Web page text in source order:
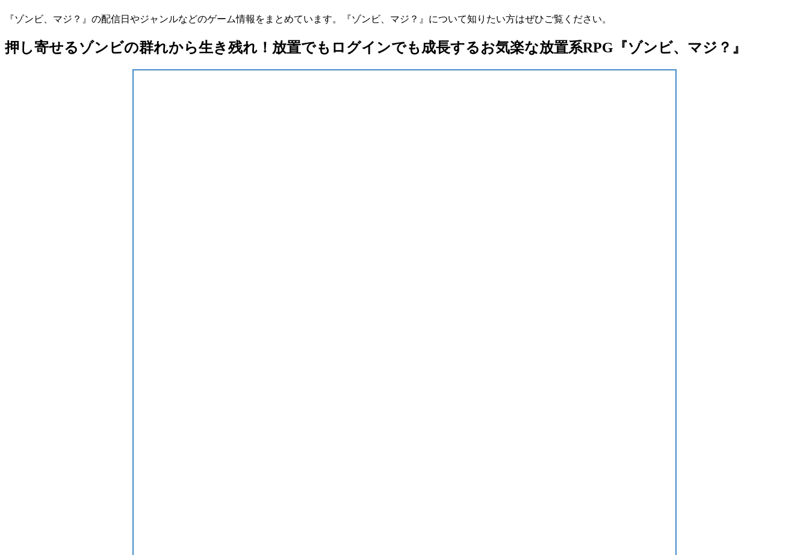
『ゾンビ、マジ？』の配信日やジャンルなどのゲーム情報をまとめています。『ゾンビ、マジ？』について知りたい方はぜひご覧ください。
押し寄せるゾンビの群れから生き残れ！放置でもログインでも成長するお気楽な放置系RPG『ゾンビ、マジ？』